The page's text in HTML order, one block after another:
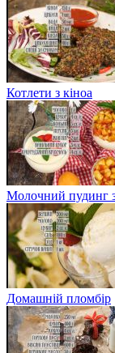
Котлети з кіноа
Молочний пудинг
Домашній пломбір